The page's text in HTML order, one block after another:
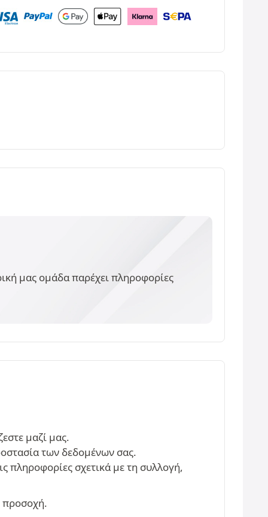
μας ομάδα παρέχει πληροφορίες
μαζί μας.
των δεδομένων σας.
πληροφορίες σχετικά με τη συλλογή,
προσοχή.